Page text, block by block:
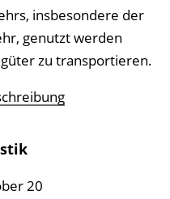
insbesondere der
genutzt werden
zu transportieren.
20